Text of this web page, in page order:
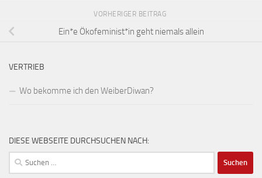
VORHERIGER BEITRAG
Ein*e Ökofeminist*in geht niemals allein
VERTRIEB
Wo bekomme ich den WeiberDiwan?
DIESE WEBSEITE DURCHSUCHEN NACH:
Suchen
nach: